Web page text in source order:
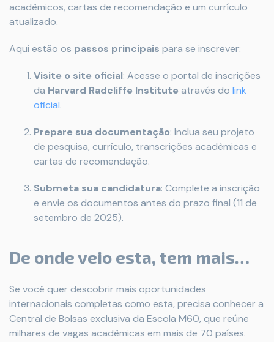
acadêmicos, cartas de recomendação e um currículo
atualizado.
Aqui estão os passos principais para se inscrever:
Visite o site oficial: Acesse o portal de inscrições
da Harvard Radcliffe Institute através do link
oficial.
Prepare sua documentação: Inclua seu projeto
de pesquisa, currículo, transcrições acadêmicas e
cartas de recomendação.
Submeta sua candidatura: Complete a inscrição
e envie os documentos antes do prazo final (11 de
setembro de 2025).
De onde veio esta, tem mais…
Se você quer descobrir mais oportunidades
internacionais completas como esta, precisa conhecer a
Central de Bolsas exclusiva da Escola M60, que reúne
milhares de vagas acadêmicas em mais de 70 países.